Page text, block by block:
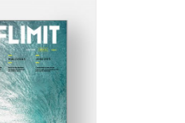
AL
/